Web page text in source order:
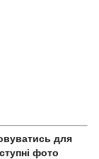
для
фото